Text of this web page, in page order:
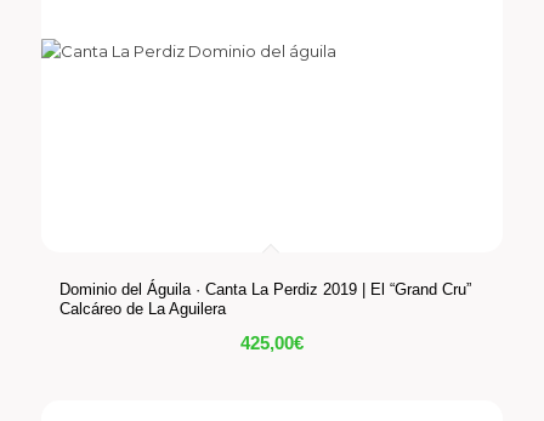
Dominio del Águila · Canta La Perdiz 2019 | El “Grand Cru”
Calcáreo de La Aguilera
425,00€